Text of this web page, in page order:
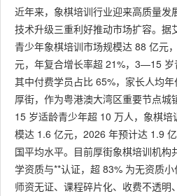
近年来，象棋培训行业迎来高质量发
技术升级三重利好推动市场扩容。据
青少年象棋培训市场规模达 88 亿元
元，年复合增长率超 21%，3—15 岁
其中付费学员占比 65%，家长人均
厚街，作为粤港澳大湾区重要节点
15 岁适龄青少年超 10 万人，象棋
模达 1.6 亿元，2026 年预计达 1.9
国平均水平。目前厚街象棋培训机
学资质与**认证，超 83% 为无资质
师资无证、课程碎片化、收费不透明